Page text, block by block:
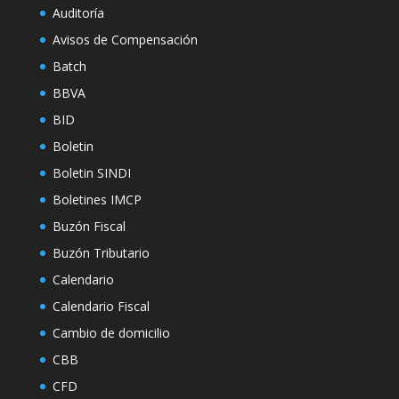
Auditoría
Avisos de Compensación
Batch
BBVA
BID
Boletin
Boletin SINDI
Boletines IMCP
Buzón Fiscal
Buzón Tributario
Calendario
Calendario Fiscal
Cambio de domicilio
CBB
CFD